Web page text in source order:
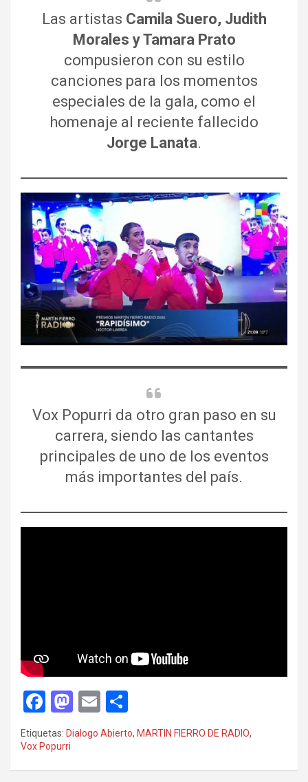
Las artistas Camila Suero, Judith
Morales y Tamara Prato
compusieron con su estilo
canciones para los momentos
especiales de la gala, como el
homenaje al reciente fallecido
Jorge Lanata.
Vox Popurri da otro gran paso en su
carrera, siendo las cantantes
principales de uno de los eventos
más importantes del país.
F
a
ce
b
M
a
st
o
E
m
ail
o
m
p
Etiquetas: Dialogo Abierto, MARTIN FIERRO DE RADIO,
Vox Popurri